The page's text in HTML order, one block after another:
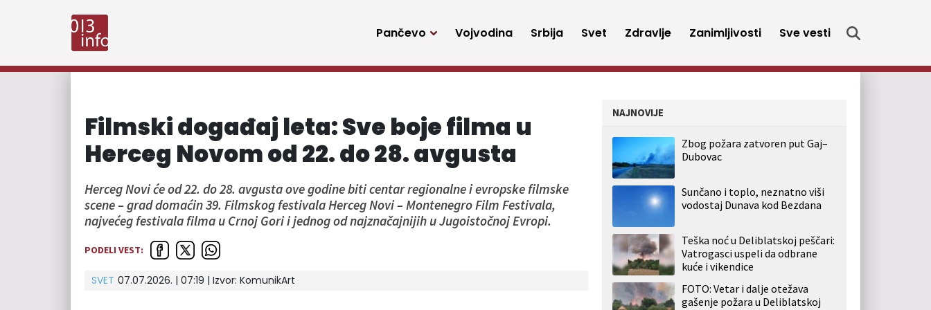
Pančevo Vojvodina Srbija Svet Zdravlje Zanimljivosti Sve vesti
Filmski događaj leta: Sve boje filma u
Herceg Novom od 22. do 28. avgusta
Herceg Novi će od 22. do 28. avgusta ove godine biti centar regionalne i evropske filmske
scene – grad domaćin 39. Filmskog festivala Herceg Novi – Montenegro Film Festivala,
najvećeg festivala filma u Crnoj Gori i jednog od najznačajnijih u Jugoistočnoj Evropi.
PODELI VEST:
SVET 07.07.2026. | 07:19 | Izvor: KomunikArt
NAJNOVIJE
Zbog požara zatvoren put Gaj–
Dubovac
Sunčano i toplo, neznatno viši
vodostaj Dunava kod Bezdana
Teška noć u Deliblatskoj peščari:
Vatrogasci uspeli da odbrane
kuće i vikendice
FOTO: Vetar i dalje otežava
gašenje požara u Deliblatskoj